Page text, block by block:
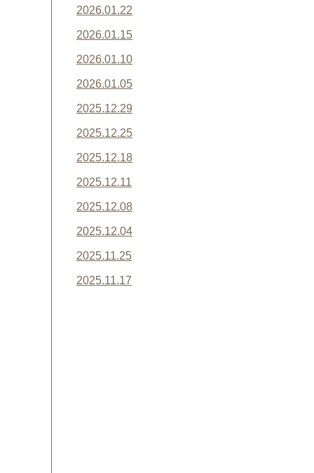
2026.01.22
2026.01.15
2026.01.10
2026.01.05
2025.12.29
2025.12.25
2025.12.18
2025.12.11
2025.12.08
2025.12.04
2025.11.25
2025.11.17